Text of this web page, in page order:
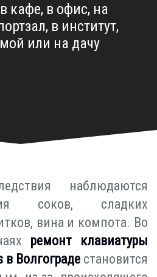
кафе, в офис, на
в институт,
или на дачу
наблюдаются
соков, сладких
вина и компота. Во
ремонт клавиатуры
в Волгограде становится